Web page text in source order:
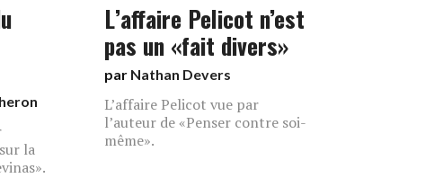
la
L’affaire Pelicot n’est
pas un «fait divers»
par Nathan Devers
L’affaire Pelicot vue par
l’auteur de «Penser contre soi-
même».